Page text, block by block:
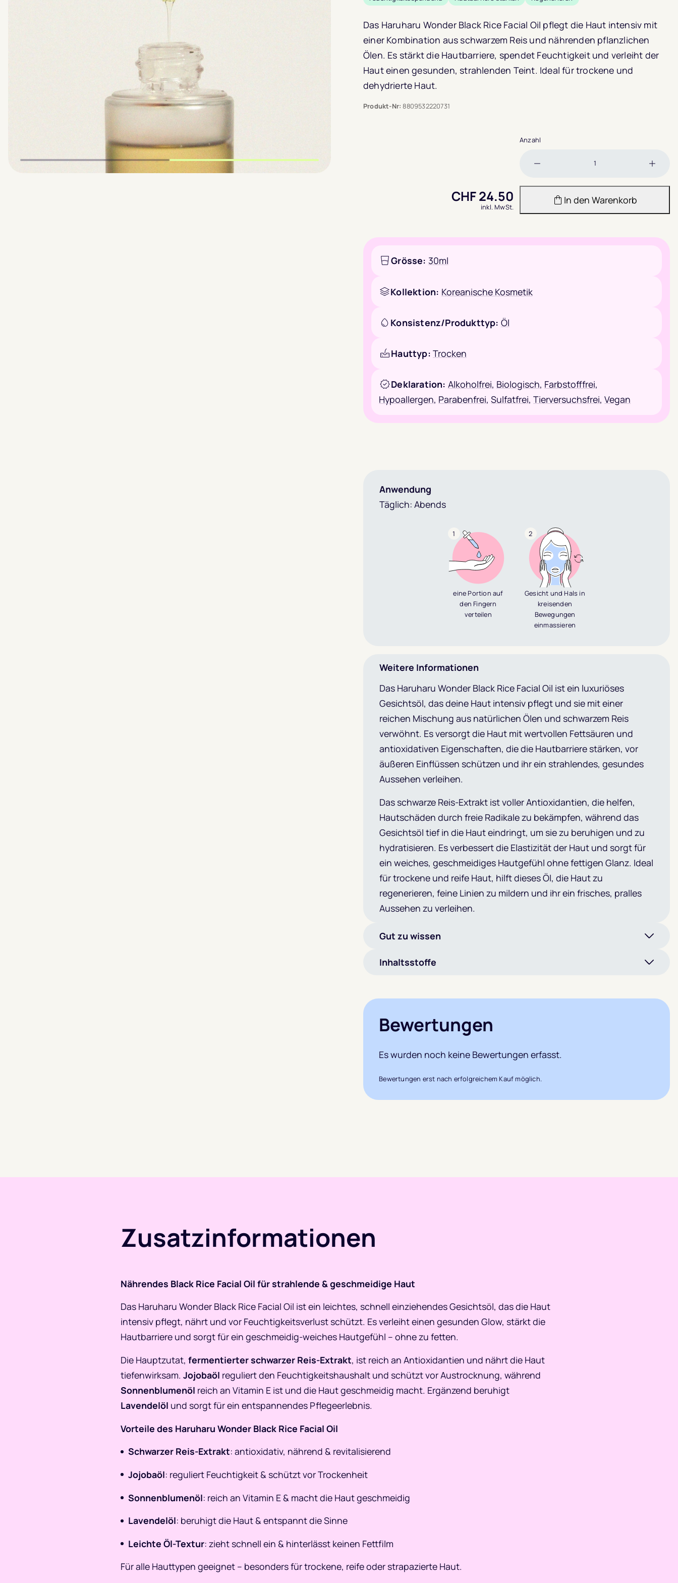
Das Haruharu Wonder Black Rice Facial Oil pflegt die Haut intensiv mit
einer Kombination aus schwarzem Reis und nährenden pflanzlichen
Ölen. Es stärkt die Hautbarriere, spendet Feuchtigkeit und verleiht der
Haut einen gesunden, strahlenden Teint. Ideal für trockene und
dehydrierte Haut.
Produkt-Nr: 8809532220731
Anzahl
verringern
CHF24.50
inkl. MwSt.
In den Warenkorb
Grösse: 30ml
Kollektion: Koreanische Kosmetik
Konsistenz/Produkttyp: Öl
Hauttyp:Trocken
Deklaration: Alkoholfrei, Biologisch, Farbstofffrei,
Hypoallergen, Parabenfrei,Sulfatfrei,Tierversuchsfrei,Vegan
Anwendung
Täglich: Abends
1
eine Portion auf
den Fingern
verteilen
2
Gesicht und Hals in
kreisenden
Bewegungen
einmassieren
Weitere Informationen
Das Haruharu Wonder Black Rice Facial Oil ist ein luxuriöses
Gesichtsöl, das deine Haut intensiv pflegt und sie mit einer
reichen Mischung aus natürlichen Ölen und schwarzem Reis
verwöhnt. Es versorgt die Haut mit wertvollen Fettsäuren und
antioxidativen Eigenschaften, die die Hautbarriere stärken, vor
äußeren Einflüssen schützen und ihr ein strahlendes, gesundes
Aussehen verleihen.
Das schwarze Reis-Extrakt ist voller Antioxidantien, die helfen,
Hautschäden durch freie Radikale zu bekämpfen, während das
Gesichtsöl tief in die Haut eindringt, um sie zu beruhigen und zu
hydratisieren. Es verbessert die Elastizität der Haut und sorgt für
ein weiches, geschmeidiges Hautgefühl ohne fettigen Glanz. Ideal
für trockene und reife Haut, hilft dieses Öl, die Haut zu
regenerieren, feine Linien zu mildern und ihr ein frisches, pralles
Aussehen zu verleihen.
Gut zu wissen
Inhaltsstoffe
Bewertungen
Es wurden noch keine Bewertungen erfasst.
Bewertungen erst nach erfolgreichem Kauf möglich.
Zusatzinformationen
Nährendes Black Rice Facial Oil für strahlende & geschmeidige Haut
Das Haruharu Wonder Black Rice Facial Oil ist ein leichtes, schnell einziehendes Gesichtsöl, das die Haut
intensiv pflegt, nährt und vor Feuchtigkeitsverlust schützt. Es verleiht einen gesunden Glow, stärkt die
Hautbarriere und sorgt für ein geschmeidig-weiches Hautgefühl – ohne zu fetten.
Die Hauptzutat, fermentierter schwarzer Reis-Extrakt, ist reich an Antioxidantien und nährt die Haut
tiefenwirksam. Jojobaöl reguliert den Feuchtigkeitshaushalt und schützt vor Austrocknung, während
Sonnenblumenöl reich an Vitamin E ist und die Haut geschmeidig macht. Ergänzend beruhigt
Lavendelöl und sorgt für ein entspannendes Pflegeerlebnis.
Vorteile des Haruharu Wonder Black Rice Facial Oil
Schwarzer Reis-Extrakt: antioxidativ, nährend & revitalisierend
Jojobaöl: reguliert Feuchtigkeit & schützt vor Trockenheit
Sonnenblumenöl: reich an Vitamin E & macht die Haut geschmeidig
Lavendelöl: beruhigt die Haut & entspannt die Sinne
Leichte Öl-Textur: zieht schnell ein & hinterlässt keinen Fettfilm
Für alle Hauttypen geeignet – besonders für trockene, reife oder strapazierte Haut.